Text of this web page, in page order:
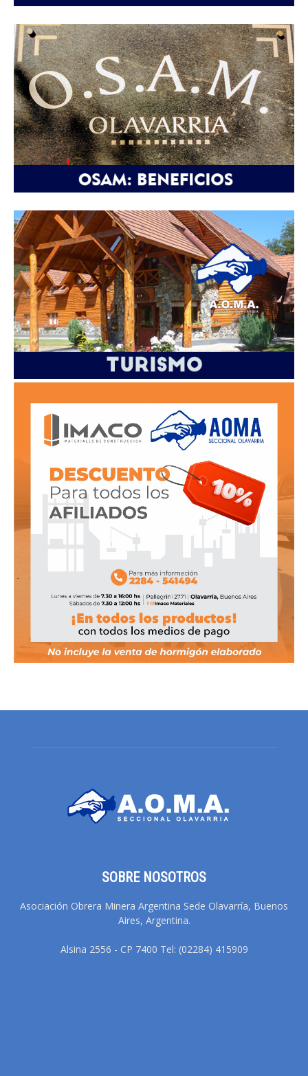
SOBRE NOSOTROS
Asociación Obrera Minera Argentina Sede Olavarría, Buenos
Aires, Argentina.
Alsina 2556 - CP 7400 Tel: (02284) 415909